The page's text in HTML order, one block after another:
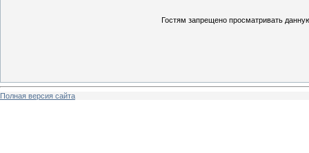
Гостям запрещено просматривать
Полная версия сайта